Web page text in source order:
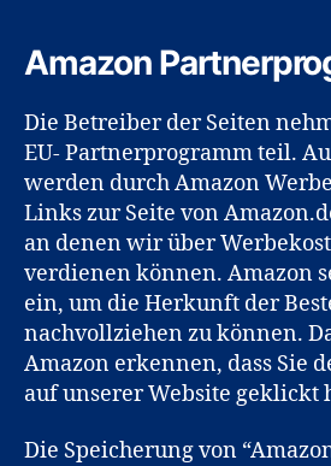
Amazon
Die Betreiber der Seiten
EU- Partnerprogramm teil.
werden durch Amazon
Links zur Seite von
an denen wir über
verdienen können. Amazon
ein, um die Herkunft der
nachvollziehen zu können.
Amazon erkennen, dass Sie
auf unserer Website geklickt
Die Speicherung von